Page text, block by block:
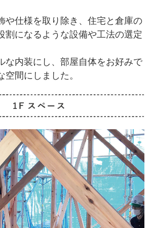
や仕様を取り除き、住宅と倉庫の
割になるような設備や工法の選定
な内装にし、部屋自体をお好みで
間にしました。